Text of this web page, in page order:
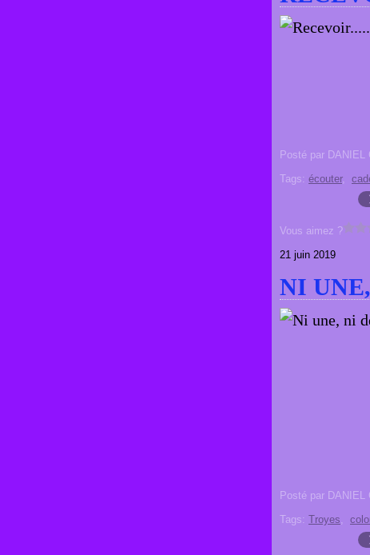
Posté par DANIEL
Tags: écouter,
Vous aimez ?
21 juin 2019
NI
Posté par DANIEL
Tags: Troyes,